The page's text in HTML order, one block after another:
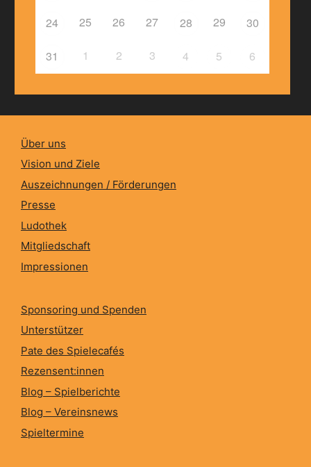
24 25 26 27 28 29 30
31 1 2 3 4 5 6
Über uns
Vision und Ziele
Auszeichnungen / Förderungen
Presse
Ludothek
Mitgliedschaft
Impressionen
Sponsoring und Spenden
Unterstützer
Pate des Spielecafés
Rezensent:innen
Blog – Spielberichte
Blog – Vereinsnews
Spieltermine